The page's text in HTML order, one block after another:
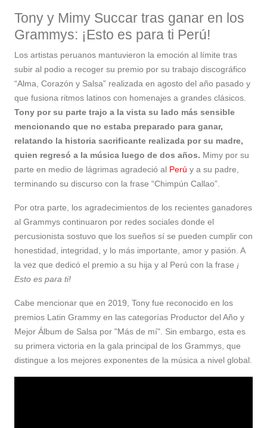
Tony y Mimy Succar tras ganar en los
Grammys: ¡Esto es para ti Perú!
Los artistas peruanos mantuvieron la emoción al límite tras
subir al podio a recoger su premio por su trabajo discográfico
“Alma, Corazón y Salsa” realizada en agosto del año pasado y
que fusiona ritmos latinos con homenajes a grandes clásicos.
Tony por su parte trajo a la vista su lado más sensible
mencionando que no estaba preparado para ganar,
relatando la historia sacrificante realizada por su madre,
quien regresó a la música luego de dos años. Mimy por su
parte en medio de lágrimas agradeció al Perú y a su padre,
terminando su discurso con la frase “Chimpún Callao”.
Por otra parte, los agradecimientos de los recientes ganadores
al Grammys continuaron por redes sociales donde el
percusionista sostuvo que los sueños sí se pueden cumplir con
honestidad, integridad, y lo más importante, amor y pasión. A
la vez que dedicó el premio a su hija y al Perú con la frase ¡
Esto es para ti!
Cabe mencionar que en 2019, Tony fue reconocido en los
premios Latin Grammy en las categorías Productor del Año y
Mejor Álbum de Salsa por "Más de mí". Sin embargo, esta es
su primera victoria en la gala principal de los Grammys, que
distingue a los mejores exponentes de la música a nivel global.